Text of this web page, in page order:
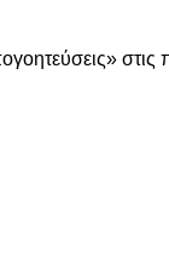
στις